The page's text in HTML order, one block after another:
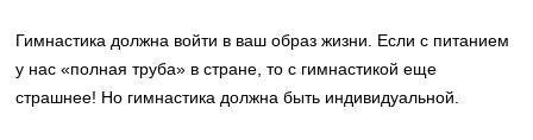
Гимнастика должна войти в ваш образ жизни. Если с питанием
у нас «полная труба» в стране, то с гимнастикой еще
страшнее! Но гимнастика должна быть индивидуальной.